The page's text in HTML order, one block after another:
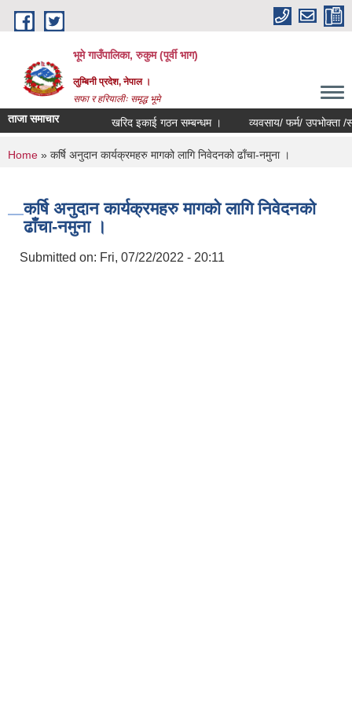
Skip to main content
भूमे गाउँपालिका, रुकुम (पूर्वी भाग)
लुम्बिनी प्रदेश, नेपाल ।
सफा र हरियालीः समृद्ध भूमे
ताजा समाचार खरिद इकाई गठन सम्बन्धम । व्यवसाय/ फर्म/ उपभोक्ता /समिति/
You are here
Home » कर्षि अनुदान कार्यक्रमहरु मागको लागि निवेदनको ढाँचा-नमुना ।
कर्षि अनुदान कार्यक्रमहरु मागको लागि निवेदनको
ढाँचा-नमुना ।
Submitted on: Fri, 07/22/2022 - 20:11